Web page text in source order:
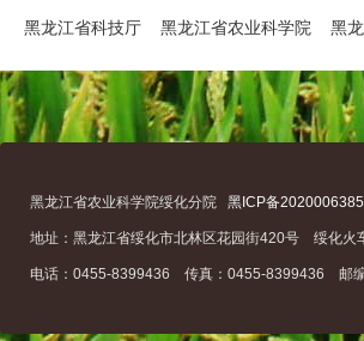
黑龙江省科技厅 黑龙江省农业科学院 黑
黑龙江省农业科学院绥化分院 黑ICP备
地址：黑龙江省绥化市北林区花园街420号 绥化火
电话：0455-8399436 传真：0455-8399436 邮